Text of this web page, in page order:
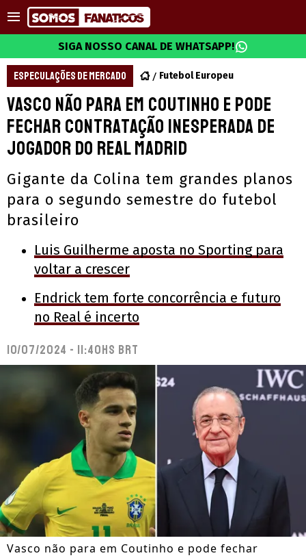
SIGA NOSSO CANAL DE WHATSAPP!
ESPECULAÇÕES DE MERCADO Futebol Europeu
Vasco não para em Coutinho e pode
fechar contratação inesperada de
jogador do Real Madrid
Gigante da Colina tem grandes planos
para o segundo semestre do futebol
brasileiro
Luis Guilherme aposta no Sporting para
voltar a crescer
Endrick tem forte concorrência e futuro
no Real é incerto
10/07/2024 - 11:40hs BRT
Vasco não para em Coutinho e pode fechar